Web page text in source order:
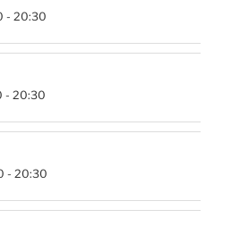
- 20:30
- 20:30
- 20:30